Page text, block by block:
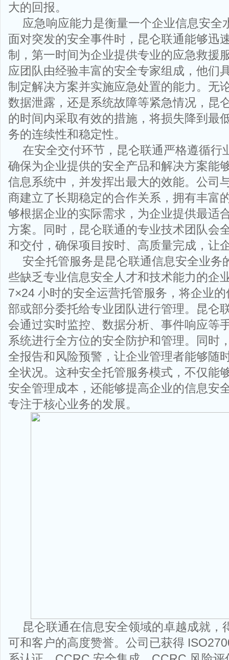
大的回报。
应急响应能力是衡量一个企业信息安全
面对突发的安全事件时，昆仑联通能够迅
制，第一时间为企业提供专业的应急救援
应团队由经验丰富的安全专家组成，他们
制定解决方案并实施应急处置的能力。无
数据泄露，还是系统故障等紧急情况，昆
的时间内采取有效的措施，将损失降到最
务的连续性和稳定性。
在安全交付环节，昆仑联通严格遵循行
确保为企业提供的安全产品和解决方案能
信息系统中，并发挥出最大的效能。公司
商建立了长期稳定的合作关系，拥有丰富
够根据企业的实际需求，为企业提供最适
方案。同时，昆仑联通的专业技术团队会
和交付，确保项目按时、高质量完成，让
安全托管服务是昆仑联通信息安全业务
些缺乏专业信息安全人才和技术能力的企
7×24 小时的安全运营托管服务，将企业
部或部分委托给专业团队进行管理。昆仑
会通过实时监控、数据分析、事件响应等
系统进行全方位的安全防护和管理。同时
全报告和风险预警，让企业管理者能够随
全状况。这种安全托管服务模式，不仅能
安全管理成本，还能够提高企业的信息安
专注于核心业务的发展。
昆仑联通在信息安全领域的卓越成就，
可和客户的高度赞誉。公司已获得